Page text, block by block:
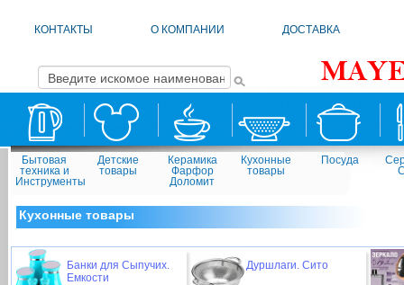
КОНТАКТЫ О КОМПАНИИ ДОСТАВКА
Бытовая
техника и
Инструменты
Детские
товары
Керамика
Фарфор
Доломит
Кухонные
товары
Посуда
Кухонные товары
Банки для Сыпучих.
Емкости
Дуршлаги. Сито